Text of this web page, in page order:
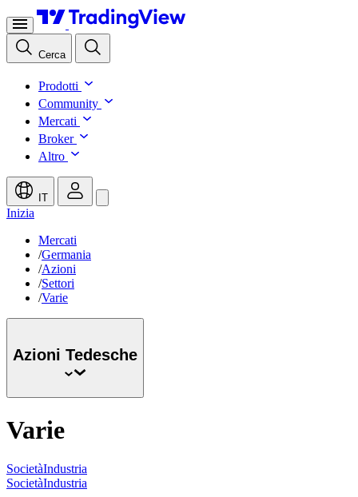
Cerca
Prodotti
Community
Mercati
Broker
Altro
IT
Inizia
Mercati
/Germania
/Azioni
/Settori
/Varie
Azioni Tedesche
Varie
SocietàIndustria
SocietàIndustria